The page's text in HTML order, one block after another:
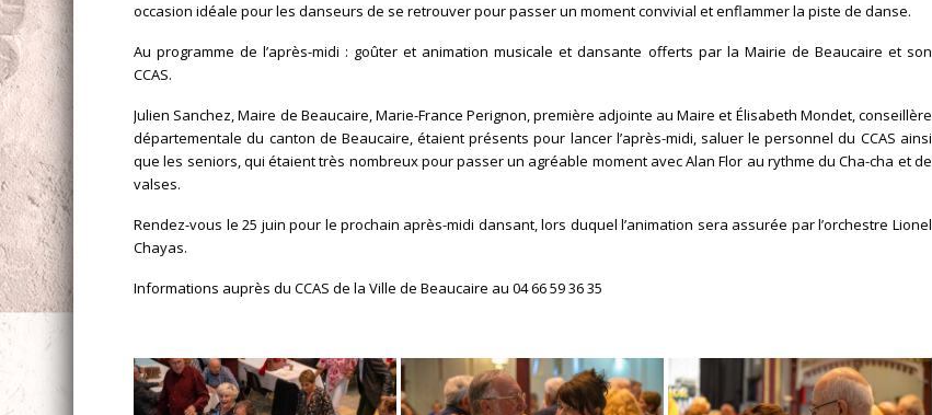
occasion idéale pour les danseurs de se retrouver pour passer un moment convivial et enflammer la piste de danse.
Au programme de l’après-midi : goûter et animation musicale et dansante offerts par la Mairie de Beaucaire et son
CCAS.
Julien Sanchez, Maire de Beaucaire, Marie-France Perignon, première adjointe au Maire et Élisabeth Mondet, conseillère
départementale du canton de Beaucaire, étaient présents pour lancer l’après-midi, saluer le personnel du CCAS ainsi
que les seniors, qui étaient très nombreux pour passer un agréable moment avec Alan Flor au rythme du Cha-cha et de
valses.
Rendez-vous le 25 juin pour le prochain après-midi dansant, lors duquel l’animation sera assurée par l’orchestre Lionel
Chayas.
Informations auprès du CCAS de la Ville de Beaucaire au 04 66 59 36 35